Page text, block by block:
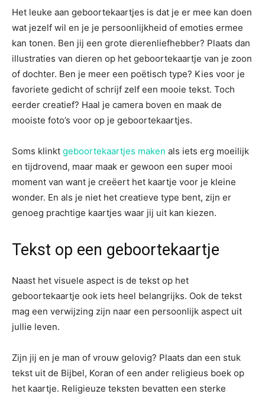
Het leuke aan geboortekaartjes is dat je er mee kan doen
wat jezelf wil en je je persoonlijkheid of emoties ermee
kan tonen. Ben jij een grote dierenliefhebber? Plaats dan
illustraties van dieren op het geboortekaartje van je zoon
of dochter. Ben je meer een poëtisch type? Kies voor je
favoriete gedicht of schrijf zelf een mooie tekst. Toch
eerder creatief? Haal je camera boven en maak de
mooiste foto’s voor op je geboortekaartjes.
Soms klinkt geboortekaartjes maken als iets erg moeilijk
en tijdrovend, maar maak er gewoon een super mooi
moment van want je creëert het kaartje voor je kleine
wonder. En als je niet het creatieve type bent, zijn er
genoeg prachtige kaartjes waar jij uit kan kiezen.
Tekst op een geboortekaartje
Naast het visuele aspect is de tekst op het
geboortekaartje ook iets heel belangrijks. Ook de tekst
mag een verwijzing zijn naar een persoonlijk aspect uit
jullie leven.
Zijn jij en je man of vrouw gelovig? Plaats dan een stuk
tekst uit de Bijbel, Koran of een ander religieus boek op
het kaartje. Religieuze teksten bevatten een sterke